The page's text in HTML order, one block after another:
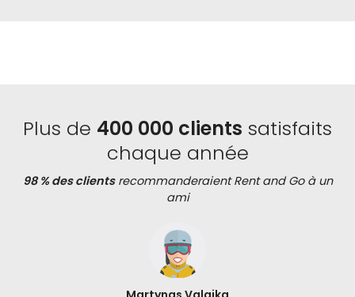
Plus de 400 000 clients satisfaits
chaque année
98 % des clientsrecommanderaient Rent and Go à un
ami